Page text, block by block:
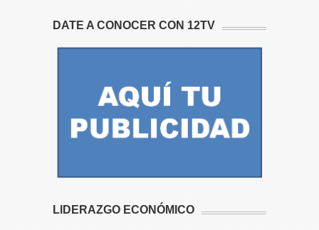
DATE A CONOCER CON 12TV
LIDERAZGO ECONÓMICO